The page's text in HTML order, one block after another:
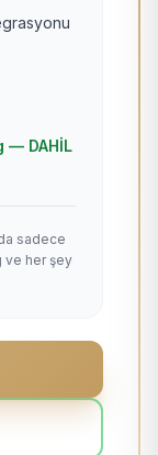
— DAHİL
sadece
ve her şey